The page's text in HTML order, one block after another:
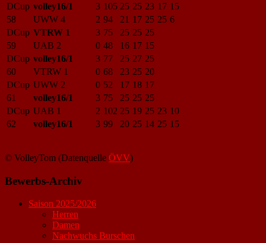
DCup volley16/1 3 105 25 25 23 17 15
58
UWW 4 2 94 21 17 25 25 6
DCup VTRW 1 3 75 25 25 25
59
UAB 2 0 48 16 17 15
DCup volley16/1 3 77 25 27 25
60
VTRW 1 0 68 23 25 20
DCup UWW 2 0 52 17 18 17
61
volley16/1 3 75 25 25 25
DCup UAB 1 2 102 25 19 25 23 10
62
volley16/1 3 99 20 25 14 25 15
© VolleyTom (Datenquelle ÖVV)
Bewerbs-Archiv
Saison 2025/2026
Herren
Damen
Nachwuchs Burschen